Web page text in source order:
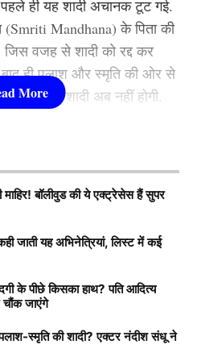
चोपड़ा के भतीजे और दिवंगत
भाई हैं. उन्होंने अपनी शुरुआती
की, इसके बाद सिडेनहैम कॉलेज
ग्रेजुएशन पूरा किया, जहां उनके
मां से भी ज्यादा
की बेटियों ने लूटी महफिल
जिनकी नानी-परनानी कोठे पर
Aditya chopra
ही यह शादी अचानक टूट गई.
Mandhana) के पिता की
जिस वजह से शादी को रद्द कर
बाद ही पलाश और स्मृति की ओर से
गया कि शादी अब नहीं होगी.
(Smriti Mandhana) को
ने कभी अधिकारिक तौर पर नहीं
है. अब टीवी एक्टर नंदीश
हुआ?
और पलाश की क्यों
माहिर! बॉलीवुड की ये एक्ट्रेसेस हैं सुपर
जाती यह अभिनेत्रियां, लिस्ट में कई
के पीछे किसका हाथ? पति आदित्य
चौंक जाएंगे
स्मृति की शादी? एक्टर नंदीश संधू ने